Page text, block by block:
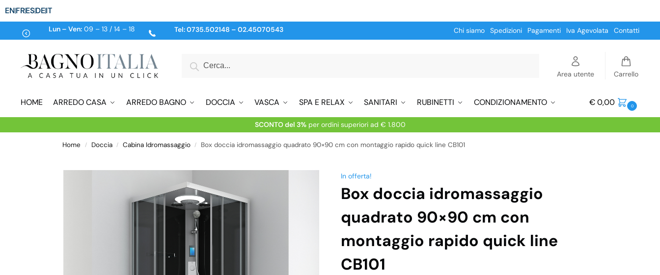
ENFRESDEIT
Lun – Ven:09 – 13 / 14 – 18 Tel:0735.502148 – 02.45070543 Chi siamo Spedizioni Pagamenti Iva Agevolata Contatti
Area utente Carrello
HOME ARREDO CASA ARREDO BAGNO DOCCIA VASCA SPA E RELAX SANITARI RUBINETTI CONDIZIONAMENTO €0,00 0
SCONTO del 3%per ordini superiori ad € 1.800
Home / Doccia / Cabina Idromassaggio / Box doccia idromassaggio quadrato 90×90 cm con montaggio rapido quick line CB101
In offerta!
Box doccia idromassaggio
quadrato 90×90 cm con
montaggio rapido quick line
CB101